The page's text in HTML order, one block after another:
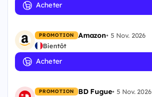
Acheter
PROMOTION Amazon•5 Nov. 2026
Bientôt
Acheter
PROMOTION BD Fugue• 5 Nov. 2026